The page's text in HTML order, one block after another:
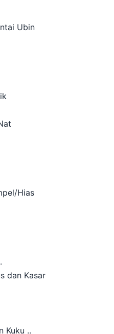
Ubin
Hias
dan Kasar
Kuku ..